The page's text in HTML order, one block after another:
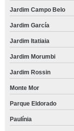
Jardim Campo Belo
Jardim García
Jardim Itatiaia
Jardim Morumbi
Jardim Rossin
Monte Mor
Parque Eldorado
Paulínia